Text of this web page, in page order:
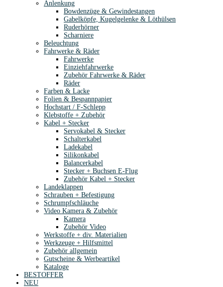
Anlenkung
Bowdenzüge & Gewindestangen
Gabelköpfe, Kugelgelenke & Löthülsen
Ruderhörner
Scharniere
Beleuchtung
Fahrwerke & Räder
Fahrwerke
Einziehfahrwerke
Zubehör Fahrwerke & Räder
Räder
Farben & Lacke
Folien & Bespannpapier
Hochstart / F-Schlepp
Klebstoffe + Zubehör
Kabel + Stecker
Servokabel & Stecker
Schalterkabel
Ladekabel
Silikonkabel
Balancerkabel
Stecker + Buchsen E-Flug
Zubehör Kabel + Stecker
Landeklappen
Schrauben + Befestigung
Schrumpfschläuche
Video Kamera & Zubehör
Kamera
Zubehör Video
Werkstoffe + div. Materialien
Werkzeuge + Hilfsmittel
Zubehör allgemein
Gutscheine & Werbeartikel
Kataloge
BESTOFFER
NEU